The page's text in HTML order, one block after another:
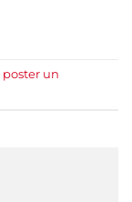
poster un